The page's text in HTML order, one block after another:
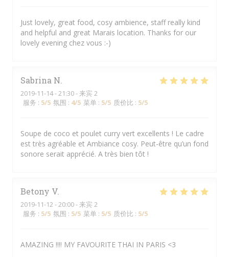
Just lovely, great food, cosy ambience, staff really kind
and helpful and great Marais location. Thanks for our
lovely evening chez vous :-)
Sabrina N
2019-11-14- 21:30 - 来宾 2
服务 : 5/5 氛围 : 4/5 菜单 : 5/5 质价比 : 5/5
Soupe de coco et poulet curry vert excellents ! Le cadre
est très agréable et Ambiance cosy. Peut-être qu’un fond
sonore serait apprécié. A très bien tôt !
Betony V
2019-11-12 - 20:00 - 来宾 2
服务 : 5/5 氛围 : 5/5 菜单 : 5/5 质价比 : 5/5
AMAZING !!!! MY FAVOURITE THAI IN PARIS <3